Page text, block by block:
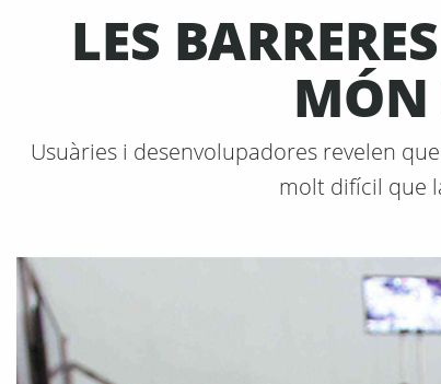
LES
MÓN
Usuàries i desenvolupadores revelen
molt difícil que